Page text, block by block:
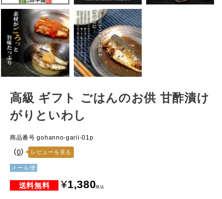
高級 ギフト ごはんのお供 甘酢漬け
がりといわし
商品番号 gohanno-garii-01p
（0） レビューを見る
メール便
¥1,380税込